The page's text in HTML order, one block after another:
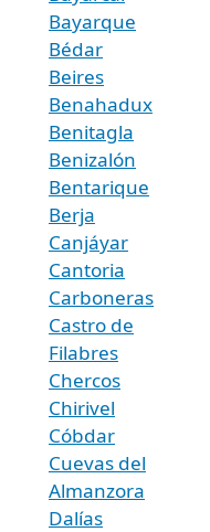
Bayarque
Bédar
Beires
Benahadux
Benitagla
Benizalón
Bentarique
Berja
Canjáyar
Cantoria
Carboneras
Castro de
Filabres
Chercos
Chirivel
Cóbdar
Cuevas del
Almanzora
Dalías